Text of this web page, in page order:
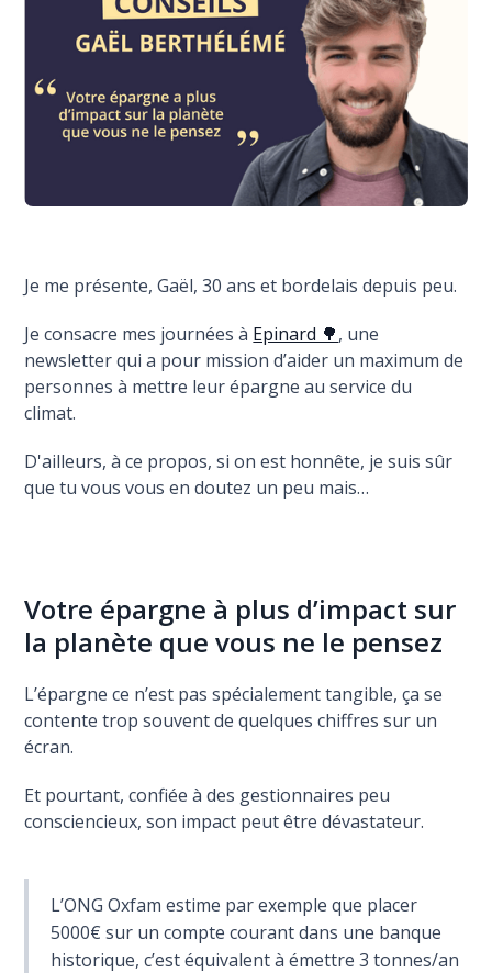
Je me présente, Gaël, 30 ans et bordelais depuis peu.
Je consacre mes journées à Epinard 🌳, une
newsletter qui a pour mission d’aider un maximum de
personnes à mettre leur épargne au service du
climat.
D'ailleurs, à ce propos, si on est honnête, je suis sûr
que tu vous vous en doutez un peu mais…
Votre épargne à plus d’impact sur
la planète que vous ne le pensez
L’épargne ce n’est pas spécialement tangible, ça se
contente trop souvent de quelques chiffres sur un
écran.
Et pourtant, confiée à des gestionnaires peu
consciencieux, son impact peut être dévastateur.
L’ONG Oxfam estime par exemple que placer
5000€ sur un compte courant dans une banque
historique, c’est équivalent à émettre 3 tonnes/an